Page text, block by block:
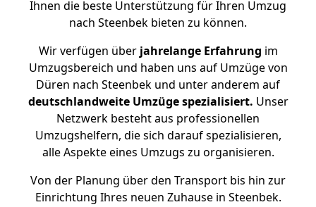
Ihnen die beste Unterstützung für Ihren Umzug
nach Steenbek bieten zu können.
Wir verfügen überjahrelange Erfahrung im
Umzugsbereich und haben uns auf Umzüge von
Düren nach Steenbek und unter anderem auf
deutschlandweite Umzüge spezialisiert. Unser
Netzwerk besteht aus professionellen
Umzugshelfern, die sich darauf spezialisieren,
alle Aspekte eines Umzugs zu organisieren.
Von der Planung über den Transport bis hin zur
Einrichtung Ihres neuen Zuhause in Steenbek.